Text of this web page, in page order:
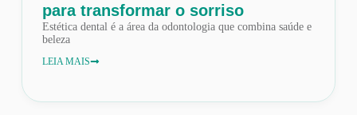
para transformar o sorriso
Estética dental é a área da odontologia que combina saúde e
beleza
LEIA MAIS